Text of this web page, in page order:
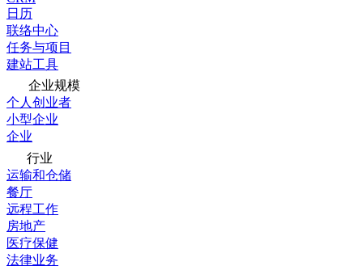
日历
联络中心
任务与项目
建站工具
企业规模
个人创业者
小型企业
企业
行业
运输和仓储
餐厅
远程工作
房地产
医疗保健
法律业务